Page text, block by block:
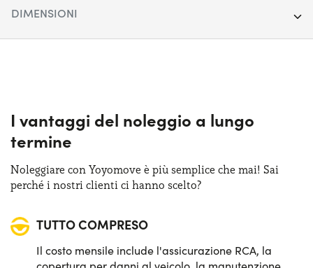
Alimentazione:Ibrido
Cambio: Automatico
Posti auto:5
Potenza:140 CV
DIMENSIONI
Altezza: 144 cm
Bagagliaio:
I vantaggi del noleggio a lungo
termine
Noleggiare con Yoyomove è più semplice che mai! Sai
perché i nostri clienti ci hanno scelto?
TUTTO COMPRESO
Il costo mensile include l'assicurazione RCA, la